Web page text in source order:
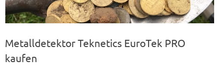
Metalldetektor Teknetics EuroTek PRO
kaufen